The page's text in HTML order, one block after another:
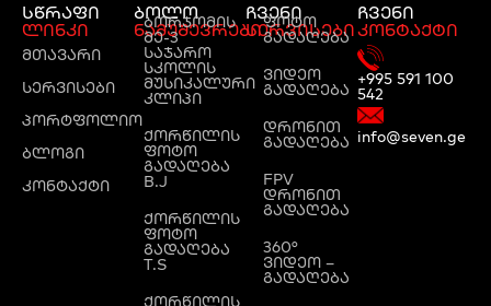
სწრაფი
ლინკი
მთავარი
სერვისები
პორტფოლიო
ბლოგი
კონტაქტი
ბოლო
ნამუშევრები
ბორჯომის
მე-3
საჯარო
სკოლის
მუსიკალური
კლიპი
ქორწილის
ფოტო
გადაღება
B.J
ქორწილის
ფოტო
გადაღება
T.S
ქორწილის
ჩვენი
სერვისები
ფოტო
გადაღება
ვიდეო
გადაღება
დრონით
გადაღება
FPV
დრონით
გადაღება
360°
ვიდეო –
გადაღება
ჩვენი
კონტაქტი
+995 591 100
542
info@seven.ge